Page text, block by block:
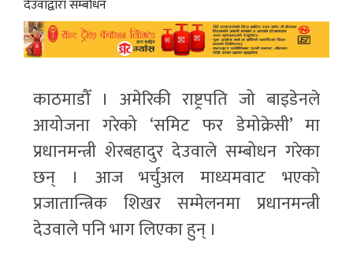
काठमाडौँ । अमेरिकी राष्ट्रपति जो बाइडेनले
आयोजना गरेको ‘समिट फर डेमोक्रेसी’ मा
प्रधानमन्त्री शेरबहादुर देउवाले सम्बोधन गरेका
छन् । आज भर्चुअल माध्यमवाट भएको
प्रजातान्त्रिक शिखर सम्मेलनमा प्रधानमन्त्री
देउवाले पनि भाग लिएका हुन् ।